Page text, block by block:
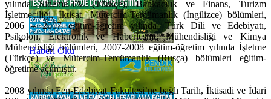
Haberi Oku
yılında Sinema-TV (Türkçe), Bankacılık ve Finans, Turizm
İşletmeciliği, İktisat, Mütercim-Tercümanlık (İngilizce) bölümleri,
2006 – 2007 eğitim-öğretim yılında, Türk Dili ve Edebiyatı,
Psikoloji, Elektronik ve Haberleşme Mühendisliği ve Kimya
Mühendisliği bölümleri, 2007-2008 eğitim-öğretim yılında İşletme
(Türkçe) ve Mütercim-Tercümanlık (Rusça) bölümleri eğitim-
öğretime açılmıştır.
2008 yılında Fen-Edebiyat Fakültesi’ne bağlı Tarih, İktisadi ve İdari